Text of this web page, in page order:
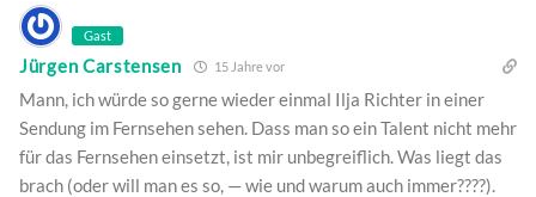
Gast
Jürgen Carstensen 15 Jahre vor
Mann, ich würde so gerne wieder einmal Ilja Richter in einer
Sendung im Fernsehen sehen. Dass man so ein Talent nicht mehr
für das Fernsehen einsetzt, ist mir unbegreiflich. Was liegt das
brach (oder will man es so, — wie und warum auch immer????).